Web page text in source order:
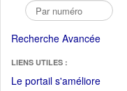
Recherche Avancée
LIENS UTILES :
Le portail s'améliore(Fichier